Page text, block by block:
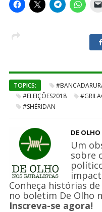
TOPICS:
#ELEIÇÕES2018
#SHÉRIDAN
DE
Um
sobre
Conheça histórias
no boletim De Olho
Inscreva-se agora!